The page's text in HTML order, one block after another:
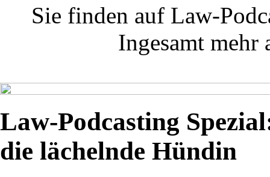
Sie finden auf Law-
Ingesamt mehr
Law-Podcasting
die lächelnde Hündin